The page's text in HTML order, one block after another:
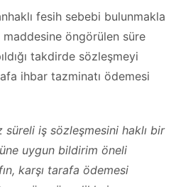
fesih sebebi bulunmakla
öngörülen süre
takdirde sözleşmeyi
ihbar tazminatı ödemesi
süreli iş sözleşmesini haklı bir
uygun bildirim öneli
karşı tarafa ödemesi